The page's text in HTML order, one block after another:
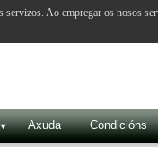
Axuda Condicións
Ao empregar os nosos